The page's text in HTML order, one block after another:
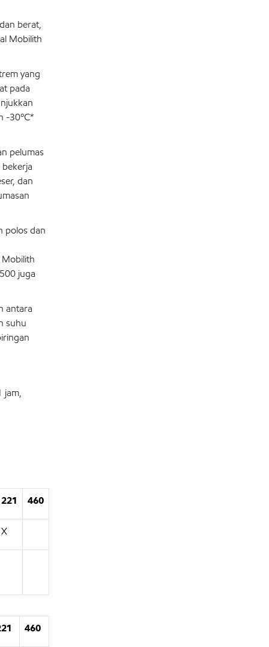
berat,
Mobilith
yang
pada
-30ºC*
pelumas
dan
polos dan
juga
antara
suhu
jam,
221 460
X
460